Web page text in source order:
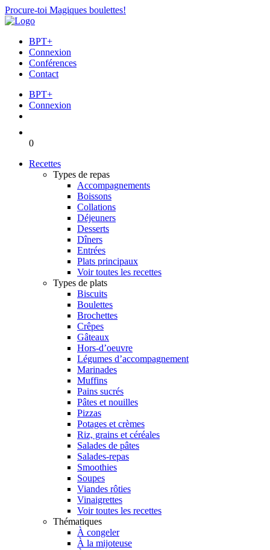
Procure-toi Magiques boulettes!
BPT+
Connexion
Conférences
Contact
BPT+
Connexion
0
Recettes
Types de repas
Accompagnements
Boissons
Collations
Déjeuners
Desserts
Dîners
Entrées
Plats principaux
Voir toutes les recettes
Types de plats
Biscuits
Boulettes
Brochettes
Crêpes
Gâteaux
Hors-d’oeuvre
Légumes d’accompagnement
Marinades
Muffins
Pains sucrés
Pâtes et nouilles
Pizzas
Potages et crèmes
Riz, grains et céréales
Salades de pâtes
Salades-repas
Smoothies
Soupes
Viandes rôties
Vinaigrettes
Voir toutes les recettes
Thématiques
À congeler
À la mijoteuse